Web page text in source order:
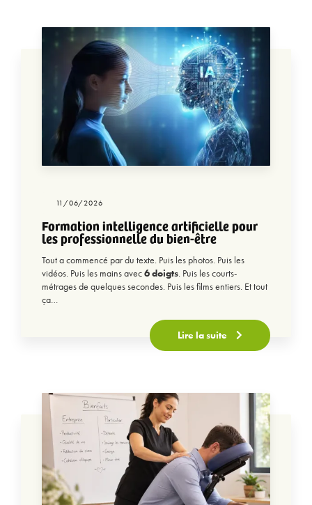
✦ ✦ ✦
DES CONSEILS
BIEN-ÊTRE EXCLUSIFS
Recevez nos meilleures astuces chaque mois pour
progresser dans votre pratique
11/06/2026
Formation intelligence artificielle pour
les professionnelle du bien-être
Tout a commencé par du texte. Puis les photos. Puis les
vidéos. Puis les mains avec6 doigts. Puis les courts-
métrages de quelques secondes. Puis les films entiers. Et tout
ça…
Lire la suite